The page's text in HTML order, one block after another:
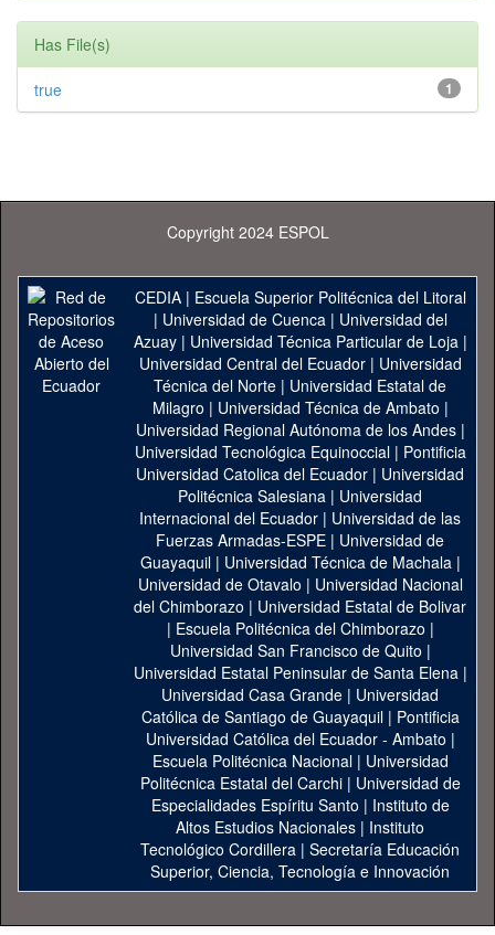
Has File(s)
1
true
Copyright 2024 ESPOL
CEDIA| Escuela Superior Politécnica del Litoral
| Universidad de Cuenca| Universidad del
Azuay| Universidad Técnica Particular de Loja|
Universidad Central del Ecuador| Universidad
Técnica del Norte | Universidad Estatal de
Milagro | Universidad Técnica de Ambato |
Universidad Regional Autónoma de los Andes|
Universidad Tecnológica Equinoccial| Pontificia
Universidad Catolica del Ecuador | Universidad
Politécnica Salesiana | Universidad
Internacional del Ecuador | Universidad de las
Fuerzas Armadas-ESPE | Universidad de
Guayaquil| Universidad Técnica de Machala|
Universidad de Otavalo | Universidad Nacional
del Chimborazo | Universidad Estatal de Bolivar
| Escuela Politécnica del Chimborazo |
Universidad San Francisco de Quito |
Universidad Estatal Peninsular de Santa Elena|
Universidad Casa Grande | Universidad
Católica de Santiago de Guayaquil| Pontificia
Universidad Católica del Ecuador - Ambato |
Escuela Politécnica Nacional| Universidad
Politécnica Estatal del Carchi| Universidad de
Especialidades Espíritu Santo | Instituto de
Altos Estudios Nacionales | Instituto
Tecnológico Cordillera | Secretaría Educación
Superior, Ciencia, Tecnología e Innovación